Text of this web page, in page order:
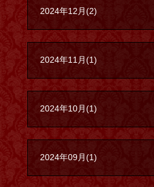
2024年12月(2)
2024年11月(1)
2024年10月(1)
2024年09月(1)